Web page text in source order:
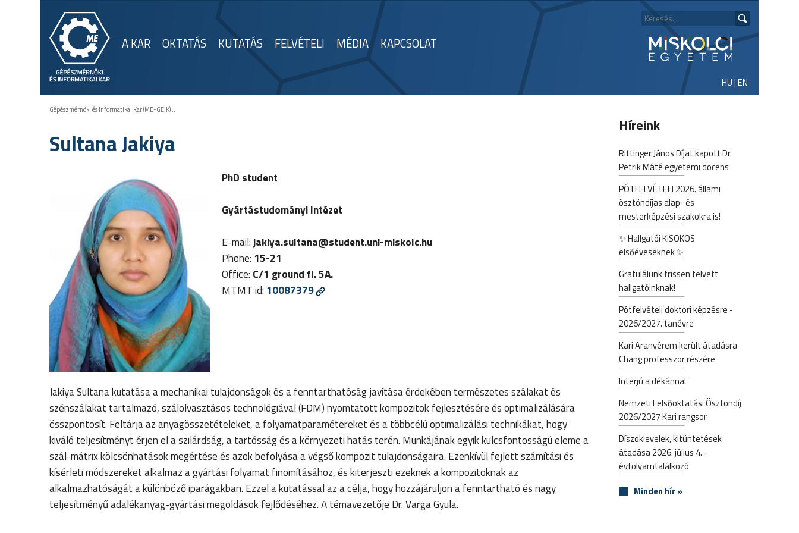
A KAR OKTATÁS KUTATÁS FELVÉTELI MÉDIA KAPCSOLAT
HU|EN
Gépészmérnöki és Informatikai Kar (ME-GEIK)::
Sultana Jakiya
PhD student
Gyártástudományi Intézet
E-mail:jakiya.sultana@student.uni-miskolc.hu
Phone: 15-21
Office: C/1 ground fl. 5A.
MTMT id: 10087379
Jakiya Sultana kutatása a mechanikai tulajdonságok és a fenntarthatóság javítása érdekében természetes szálakat és
szénszálakat tartalmazó, szálolvasztásos technológiával (FDM) nyomtatott kompozitok fejlesztésére és optimalizálására
összpontosít. Feltárja az anyagösszetételeket, a folyamatparamétereket és a többcélú optimalizálási technikákat, hogy
kiváló teljesítményt érjen el a szilárdság, a tartósság és a környezeti hatás terén. Munkájának egyik kulcsfontosságú eleme a
szál-mátrix kölcsönhatások megértése és azok befolyása a végső kompozit tulajdonságaira. Ezenkívül fejlett számítási és
kísérleti módszereket alkalmaz a gyártási folyamat finomításához, és kiterjeszti ezeknek a kompozitoknak az
alkalmazhatóságát a különböző iparágakban. Ezzel a kutatással az a célja, hogy hozzájáruljon a fenntartható és nagy
teljesítményű adalékanyag-gyártási megoldások fejlődéséhez. A témavezetője Dr. Varga Gyula.
Híreink
Rittinger János Díjat kapott Dr.
Petrik Máté egyetemi docens
PÓTFELVÉTELI 2026. állami
ösztöndíjas alap- és
mesterképzési szakokra is!
✨ Hallgatói KISOKOS
elsőéveseknek ✨
Gratulálunk frissen felvett
hallgatóinknak!
Pótfelvételi doktori képzésre -
2026/2027. tanévre
Kari Aranyérem került átadásra
Chang professzor részére
Interjú a dékánnal
Nemzeti Felsőoktatási Ösztöndíj
2026/2027 Kari rangsor
Díszoklevelek, kitüntetések
átadása 2026. július 4. -
évfolyamtalálkozó
Minden hír »